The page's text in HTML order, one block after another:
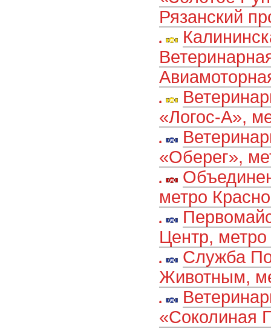
Рязанский
«Логос-А»,
«Оберег»,
метро
Центр,
Служба
Животным,
«Соколиная